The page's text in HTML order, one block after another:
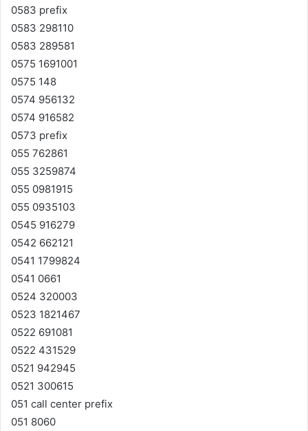
0583 prefix
0583 298110
0583 289581
0575 1691001
0575 148
0574 956132
0574 916582
0573 prefix
055 762861
055 3259874
055 0981915
055 0935103
0545 916279
0542 662121
0541 1799824
0541 0661
0524 320003
0523 1821467
0522 691081
0522 431529
0521 942945
0521 300615
051 call center prefix
051 8060